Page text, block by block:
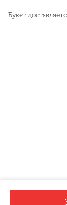
Букет